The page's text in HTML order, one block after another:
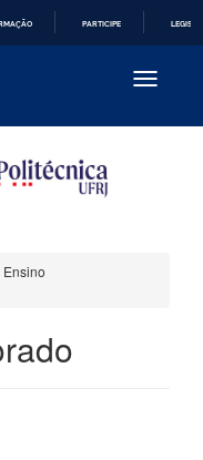
PARTICIPE
Toggle
Ensino